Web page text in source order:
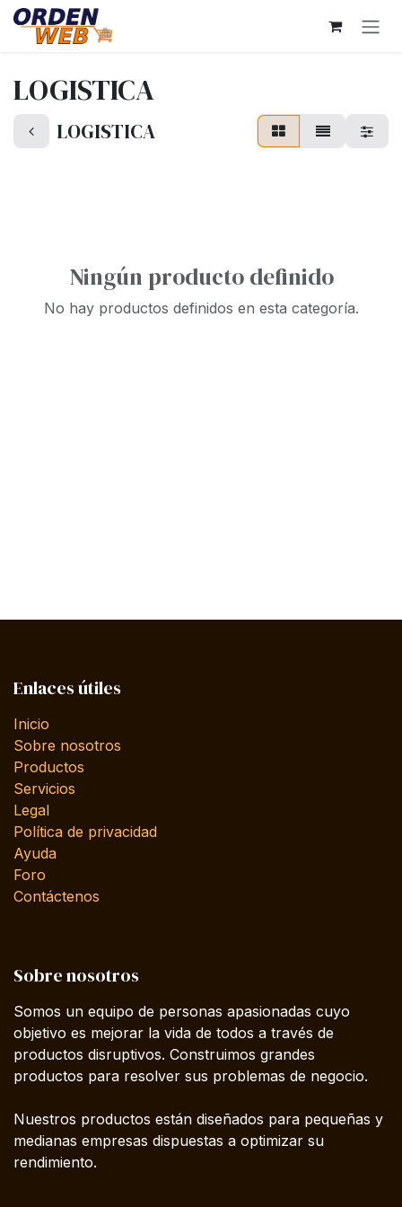
Ir al contenido
LOGISTICA
LOGISTICA
Ningún producto definido
No hay productos definidos en esta categoría.
Enlaces útiles
Inicio
Sobre nosotros
Productos
Servicios
Legal
Política de privacidad
Ayuda
Foro
Contáctenos
Sobre nosotros
Somos un equipo de personas apasionadas cuyo
objetivo es mejorar la vida de todos a través de
productos disruptivos. Construimos grandes
productos para resolver sus problemas de negocio.
Nuestros productos están diseñados para pequeñas y
medianas empresas dispuestas a optimizar su
rendimiento.